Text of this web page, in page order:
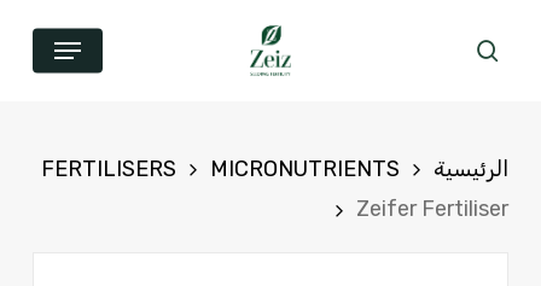
القائمة
الرئيسية FERTILISERS
MICRONUTRIENTS
Zeifer Fertiliser